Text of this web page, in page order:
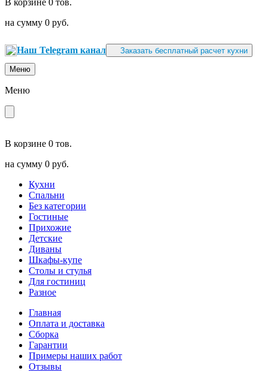
В корзине 0 тов.
на сумму 0 руб.
Наш Telegram канал Заказать бесплатный расчет кухни
Меню
Меню
В корзине 0 тов.
на сумму 0 руб.
Кухни
Спальни
Без категории
Гостиные
Прихожие
Детские
Диваны
Шкафы-купе
Столы и стулья
Для гостиниц
Разное
Главная
Оплата и доставка
Сборка
Гарантии
Примеры наших работ
Отзывы